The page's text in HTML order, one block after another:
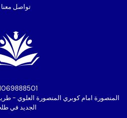
تواصل معنا
المنصورة امام كوبري المنصورة العلوي -
الجديد في